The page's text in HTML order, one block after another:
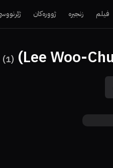
فیلم زنجیرە ژوورەکان
(
1
)